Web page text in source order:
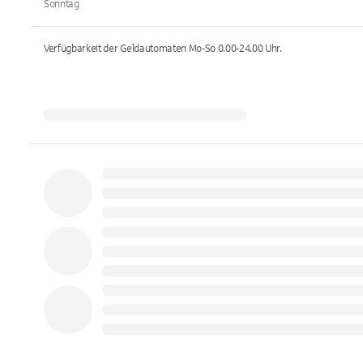
Sonntag
Verfügbarkeit der Geldautomaten Mo-So 0.00-24.00Uhr.